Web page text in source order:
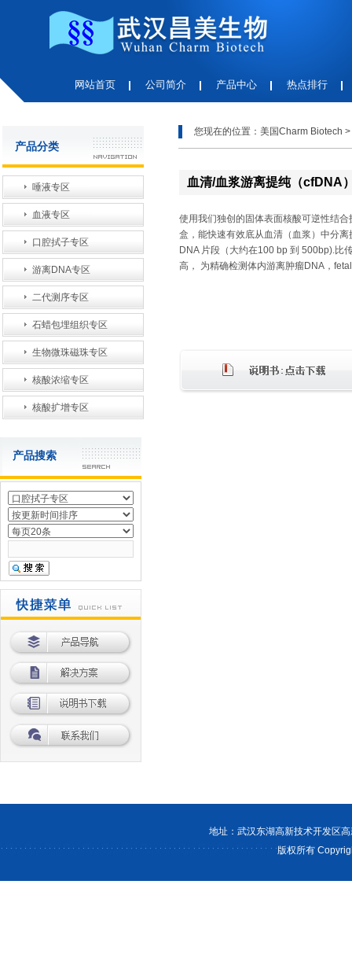
网站首页 公司简介 产品中心 热点排行
产品搜索
产品分类
唾液专区
血液专区
口腔拭子专区
游离DNA专区
二代测序专区
石蜡包埋组织专区
生物微珠磁珠专区
核酸浓缩专区
核酸扩增专区
您现在的位置： 美国Charm Biotech >
血清/血浆游离提纯（cfDNA
使用我们独创的固体表面核酸可逆性结
盒，能快速有效底从血清（血浆）中分
DNA 片段（大约在100 bp 到 500bp).比
高， 为精确检测体内游离肿瘤DNA，
地址：武汉东湖高新技术开发
版权所有